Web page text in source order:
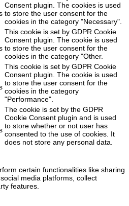
Consent plugin. The cookies is used
to store the user consent for the
cookies in the category "Necessary".
This cookie is set by GDPR Cookie
Consent plugin. The cookie is used
to store the user consent for the
cookies in the category "Other.
This cookie is set by GDPR Cookie
Consent plugin. The cookie is used
to store the user consent for the
cookies in the category
"Performance".
The cookie is set by the GDPR
Cookie Consent plugin and is used
to store whether or not user has
consented to the use of cookies. It
does not store any personal data.
certain functionalities like sharing
media platforms, collect
features.